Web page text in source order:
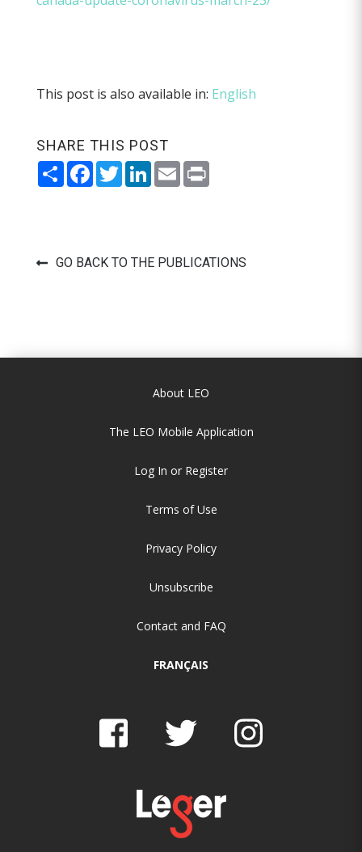
This post is also available in: English
SHARE THIS POST
ShareFacebook
TwitterLinkedIn
EmailPrint
GO BACK TO THE PUBLICATIONS
About LEO
The LEO Mobile Application
Log In or Register
Terms of Use
Privacy Policy
Unsubscribe
Contact and FAQ
FRANÇAIS